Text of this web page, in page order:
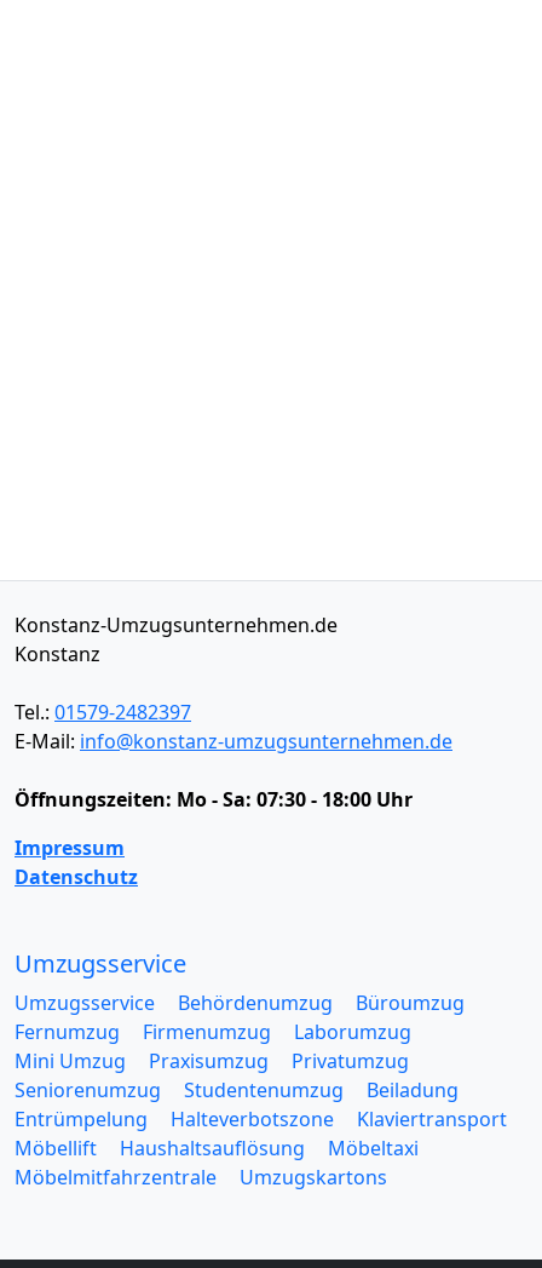
Konstanz-Umzugsunternehmen.de
Konstanz
Tel.: 01579-2482397
E-Mail: info@konstanz-umzugsunternehmen.de
Öffnungszeiten: Mo - Sa: 07:30 - 18:00 Uhr
Impressum
Datenschutz
Umzugsservice
Umzugsservice Behördenumzug
Büroumzug
Fernumzug
Firmenumzug
Laborumzug
Mini Umzug
Praxisumzug
Privatumzug
Seniorenumzug
Studentenumzug
Beiladung
Entrümpelung
Halteverbotszone
Klaviertransport
Möbellift
Haushaltsauflösung
Möbeltaxi
Möbelmitfahrzentrale
Umzugskartons